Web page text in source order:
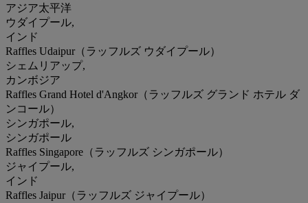
アジア太平洋
ウダイプール,
インド
Raffles Udaipur（ラッフルズ ウダイプール）
シェムリアップ,
カンボジア
Raffles Grand Hotel d'Angkor（ラッフルズ グランド ホテル ダ
ンコール）
シンガポール,
シンガポール
Raffles Singapore（ラッフルズ シンガポール）
ジャイプール,
インド
Raffles Jaipur（ラッフルズ ジャイプール）